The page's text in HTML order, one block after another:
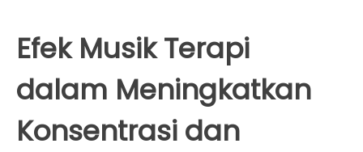
Efek Musik Terapi
dalam Meningkatkan
Konsentrasi dan